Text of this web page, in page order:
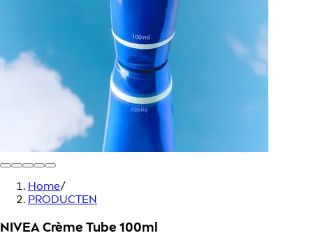
Home/
PRODUCTEN
NIVEA Crème Tube 100ml